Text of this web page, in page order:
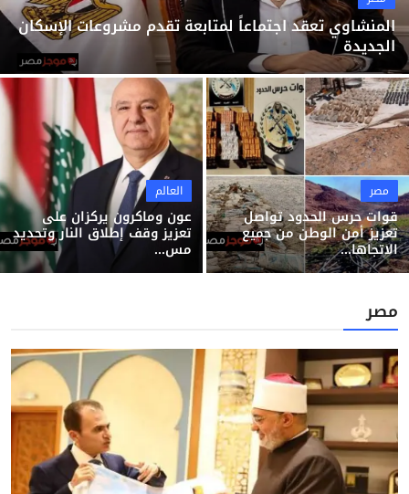
المنشاوي تعقد اجتماعاً لمتابعة تقدم مشروعات الإسكان
الجديدة
مصر
قوات حرس الحدود تواصل
تعزيز أمن الوطن من جميع
الاتجاها...
العالم
عون وماكرون يركزان على
تعزيز وقف إطلاق النار وتحديد
مس...
مصر